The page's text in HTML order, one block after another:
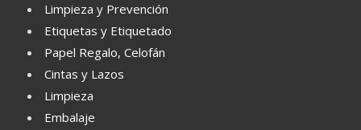
Limpieza y Prevención
Etiquetas y Etiquetado
Papel Regalo, Celofán
Cintas y Lazos
Limpieza
Embalaje